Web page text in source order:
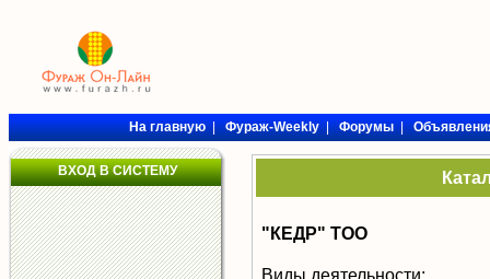
На главную|Фураж-Weekly|Форумы|
ВХОД В СИСТЕМУ
"КЕДР" ТОО
Виды деятельности: